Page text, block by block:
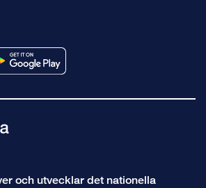
och utvecklar det nationella